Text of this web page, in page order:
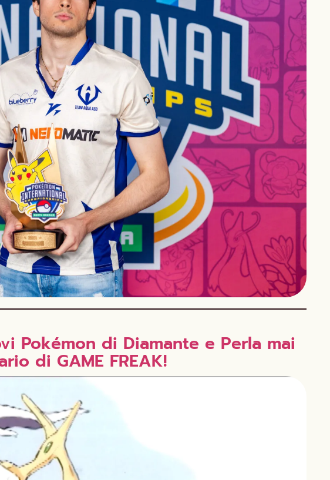
Pokémon di Diamante e Perla mai
di GAME FREAK!